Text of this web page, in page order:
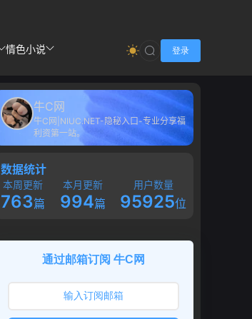
情色小说 登录
牛C网
牛C网|NIUC.NET-隐秘入口-专业分享福
利资第一站。
数据统计
本周更新
763篇
本月更新
994篇
用户数量
95925位
通过邮箱订阅 牛C网